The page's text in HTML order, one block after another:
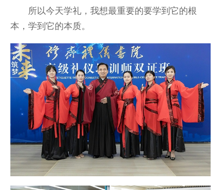
所以今天学礼，我想最重要的要学到它的根
本，学到它的本质。